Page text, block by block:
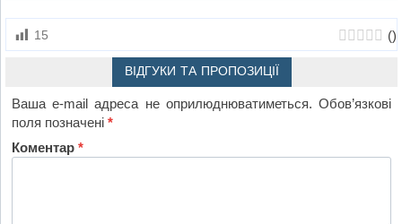
15 ()
ВІДГУКИ ТА ПРОПОЗИЦІЇ
Ваша e-mail адреса не оприлюднюватиметься. Обов’язкові
поля позначені*
Коментар*